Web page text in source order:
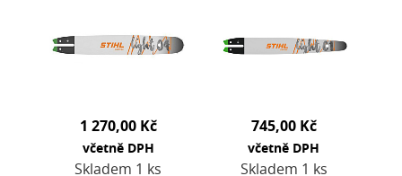
3/8" nebo 0.325"
přináší výborný
1 270,00 Kč
včetně DPH
Skladem 1 ks
lišty…
745,00 Kč
včetně DPH
Skladem 1 ks